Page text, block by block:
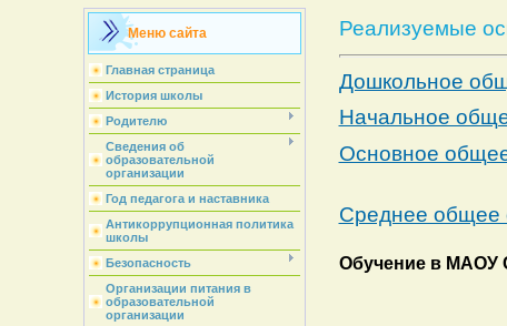
Меню сайта
Главная страница
История школы
Родителю
Сведения об
образовательной
организации
Год педагога и наставника
Антикоррупционная политика
школы
Безопасность
Организации питания в
образовательной
организации
Реализуемые
Дошкольное
Начальное
Основное
Среднее общее
Обучение в МАОУ